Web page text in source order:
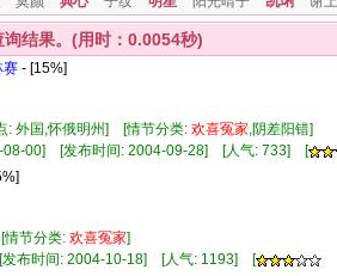
询结果。(用时：0.0054秒)
赛 - [15%]
: 外国,怀俄明州] [情节分类: 欢喜冤家,阴差阳错]
08-00] [发布时间: 2004-09-28] [人气: 733] [
节分类: 欢喜冤家]
布时间: 2004-10-18] [人气: 1193] [